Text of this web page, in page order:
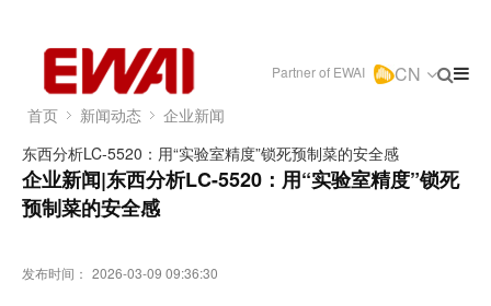
Partner of EWAI CN
首页 新闻动态
企业新闻
东西分析LC-5520：用“实验室精度”锁死预制菜的安全感
企业新闻|东西分析LC-5520：用“实验室精度”锁死
预制菜的安全感
发布时间： 2026-03-09 09:36:30